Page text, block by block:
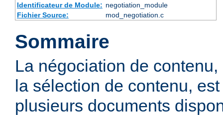
Identificateur de Module: negotiation_module
Fichier Source:
mod_negotiation.c
Sommaire
La négociation de
la sélection de contenu,
plusieurs documents